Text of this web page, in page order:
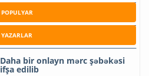
POPULYAR
YAZARLAR
Daha bir onlayn mərc şəbəkəsi
ifşa edilib